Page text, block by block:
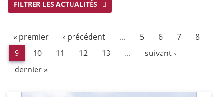
FILTRER LES ACTUALITÉS
« premier ‹ précédent … 5 6 7
8
9
10 11 12 13 …
suivant ›
dernier »